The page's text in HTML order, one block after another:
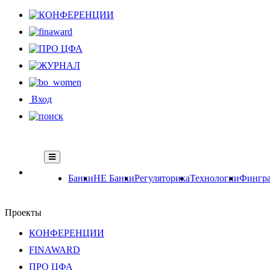
Вход
БанкиНЕ БанкиРегуляторикаТехнологии
Проекты
КОНФЕРЕНЦИИ
FINAWARD
ПРО ЦФА